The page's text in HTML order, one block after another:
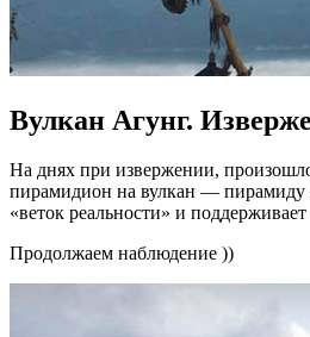
Вулкан Агунг.
На днях при извержении,
пирамидион на вулкан — пирамиду
«веток реальности» и
Продолжаем наблюдение ))